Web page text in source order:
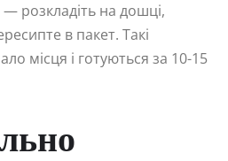
розкладіть на дошці,
в пакет. Такі
місця і готуються за 10-15